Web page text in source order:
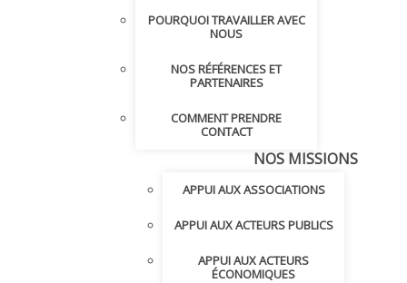
POURQUOI TRAVAILLER AVEC
NOUS
NOS RÉFÉRENCES ET
PARTENAIRES
COMMENT PRENDRE
CONTACT
NOS MISSIONS
APPUI AUX ASSOCIATIONS
APPUI AUX ACTEURS PUBLICS
APPUI AUX ACTEURS
ÉCONOMIQUES